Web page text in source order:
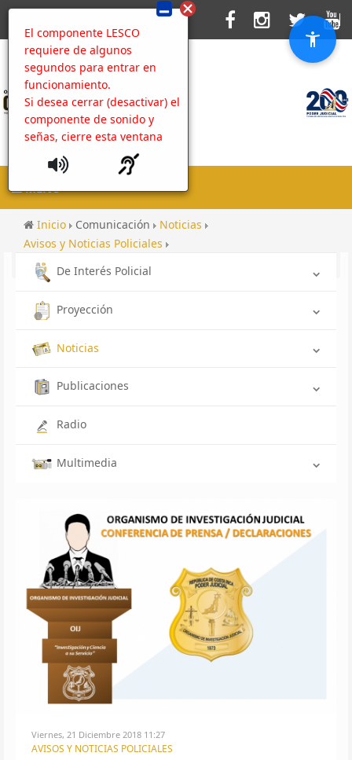
El componente LESCO
requiere de algunos
segundos para entrar en
funcionamiento.
Si desea cerrar (desactivar) el
componente de sonido y
señas, cierre esta ventana
MENU
Inicio Comunicación
Noticias
Avisos y Noticias Policiales
Declaraciones conferencia de prensa 21-12-18
De Interés Policial
Proyección
Noticias
Publicaciones
Radio
Multimedia
Viernes, 21 Diciembre 2018 11:27
AVISOS Y NOTICIAS POLICIALES